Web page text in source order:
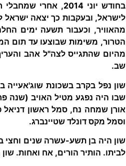
בחודש יוני 2014,
מהאוויר, וכעבור תשעה ימים
הטרור, משימות שבוצעו עד תום
מהיום שהתגייס לצה"ל אהב
שב.
שבו היה נפגע מטיל האויב (שנה
אורן שמחה נח, סמל ראשון דניאל
וסמל מקס דונלד שטיינברג.
שון היה בן תשע-עשרה שנים וחצי
לביתו. הותיר הורים, אח ואחות.